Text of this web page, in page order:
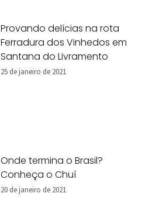
Provando delícias na rota
Ferradura dos Vinhedos em
Santana do Livramento
25 de janeiro de 2021
Onde termina o Brasil?
Conheça o Chuí
20 de janeiro de 2021